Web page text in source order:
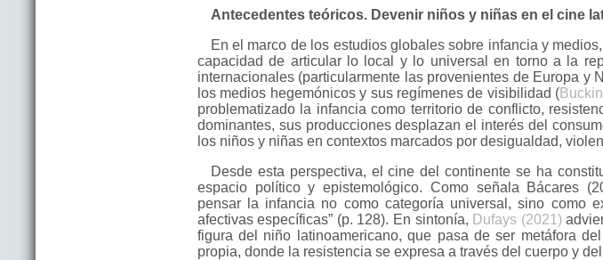
Antecedentes teóricos. Devenir niños y niñas en el cine
En el marco de los estudios globales sobre infancia y
capacidad de articular lo local y lo universal en torno a la
internacionales (particularmente las provenientes de Europa y
los medios hegemónicos y sus regímenes de visibilidad (
problematizado la infancia como territorio de conflicto,
dominantes, sus producciones desplazan el interés del
los niños y niñas en contextos marcados por desigualdad,
Desde esta perspectiva, el cine del continente se ha
espacio político y epistemológico. Como señala Bácares
pensar la infancia no como categoría universal, sino como
afectivas específicas” (p. 128). En sintonía, Dufays (2021)
figura del niño latinoamericano, que pasa de ser metáfora
propia, donde la resistencia se expresa a través del cuerpo y